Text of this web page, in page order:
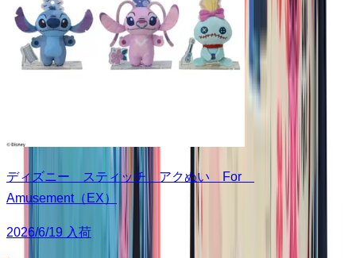
ディズニー スティッチ アクぬい For
Amusement（EX）
2026/6/19 入荷